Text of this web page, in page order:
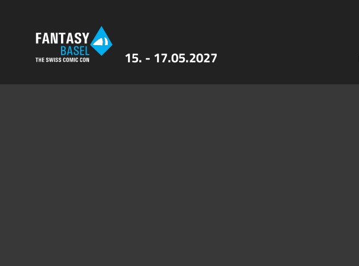
15. - 17.05.2027